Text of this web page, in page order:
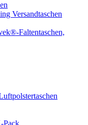
Versandtaschen
Faltentaschen,